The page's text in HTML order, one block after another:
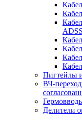
ADSS
Пигтейлы
ВЧ-
Делители